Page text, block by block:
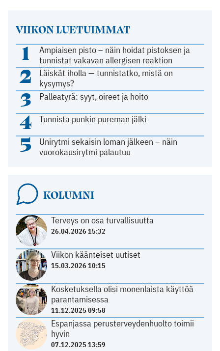
VIIKON LUETUIMMAT
1
Ampiaisen pisto – näin hoidat pistoksen ja
tunnistat vakavan allergisen reaktion
2
Läiskät iholla — tunnistatko, mistä on
kysymys?
3 Palleatyrä: syyt, oireet ja hoito
4 Tunnista punkin pureman jälki
5
Unirytmi sekaisin loman jälkeen – näin
vuorokausirytmi palautuu
KOLUMNI
Terveys on osa turvallisuutta
26.04.2026 15:32
Viikon käänteiset uutiset
15.03.2026 10:15
Kosketuksella olisi monenlaista käyttöä
parantamisessa
11.12.2025 09:58
Espanjassa perusterveydenhuolto toimii
hyvin
07.12.2025 13:59